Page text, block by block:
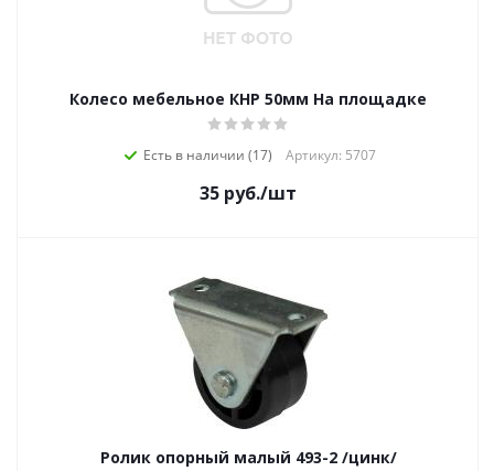
Колесо мебельное КНР 50мм На площадке
Есть в наличии (17) Артикул: 5707
35 руб./шт
Ролик опорный малый 493-2 /цинк/